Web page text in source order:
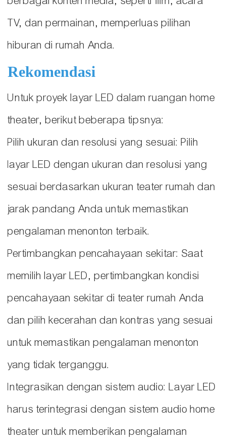
TV, dan permainan, memperluas pilihan
hiburan di rumah Anda.
Rekomendasi
Untuk proyek layar LED dalam ruangan home
theater, berikut beberapa tipsnya:
Pilih ukuran dan resolusi yang sesuai: Pilih
layar LED dengan ukuran dan resolusi yang
sesuai berdasarkan ukuran teater rumah dan
jarak pandang Anda untuk memastikan
pengalaman menonton terbaik.
Pertimbangkan pencahayaan sekitar: Saat
memilih layar LED, pertimbangkan kondisi
pencahayaan sekitar di teater rumah Anda
dan pilih kecerahan dan kontras yang sesuai
untuk memastikan pengalaman menonton
yang tidak terganggu.
Integrasikan dengan sistem audio: Layar LED
harus terintegrasi dengan sistem audio home
theater untuk memberikan pengalaman